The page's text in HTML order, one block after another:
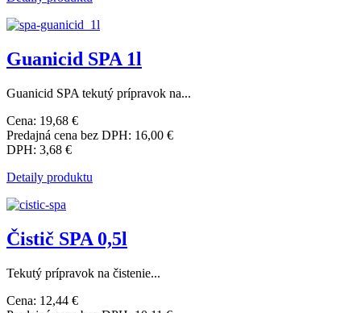
Guanicid SPA 1l
Guanicid SPA tekutý prípravok na...
Cena: 19,68 €
Predajná cena bez DPH: 16,00 €
DPH: 3,68 €
Detaily produktu
Čistič SPA 0,5l
Tekutý prípravok na čistenie...
Cena: 12,44 €